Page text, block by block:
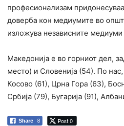
професионализам
доверба кон медиумите во
изложува независните медиуми
Македонија е во горниот дел,
место) и Словенија (54). По
Косово (61), Црна Гора (63),
Србија (79), Бугарија (91),
Share 8 Post 0